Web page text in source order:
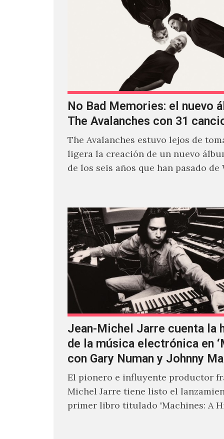
No Bad Memories: el nuevo
The Avalanches con 31
The Avalanches estuvo lejos de
ligera la creación de un nuevo
de los seis años que han pasado de
Jean-Michel Jarre cuenta la
de la música electrónica en
con Gary Numan y Johnny
El pionero e influyente productor
Michel Jarre tiene listo el
primer libro titulado 'Machines: A